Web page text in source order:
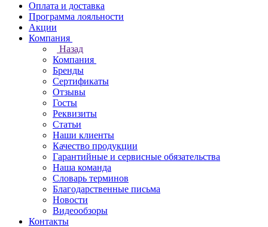
Оплата и доставка
Программа лояльности
Акции
Компания
Назад
Компания
Бренды
Сертификаты
Отзывы
Госты
Реквизиты
Статьи
Наши клиенты
Качество продукции
Гарантийные и сервисные обязательства
Наша команда
Словарь терминов
Благодарственные письма
Новости
Видеообзоры
Контакты